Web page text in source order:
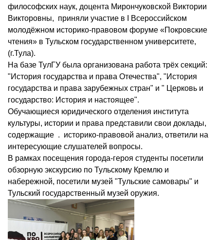
философских наук, доцента Мирончуковской Виктории
Викторовны, приняли участие в I Всероссийском
молодёжном историко-правовом форуме «Покровские
чтения» в Тульском государственном университете,
(г.Тула).
На базе ТулГУ была организована работа трёх секций:
"История государства и права Отечества", "История
государства и права зарубежных стран" и " Церковь и
государство: История и настоящее".
Обучающиеся юридического отделения института
культуры, истории и права представили свои доклады,
содержащие . историко-правовой анализ, ответили на
интересующие слушателей вопросы.
В рамках посещения города-героя студенты посетили
обзорную экскурсию по Тульскому Кремлю и
набережной, посетили музей "Тульские самовары" и
Тульский государственный музей оружия.